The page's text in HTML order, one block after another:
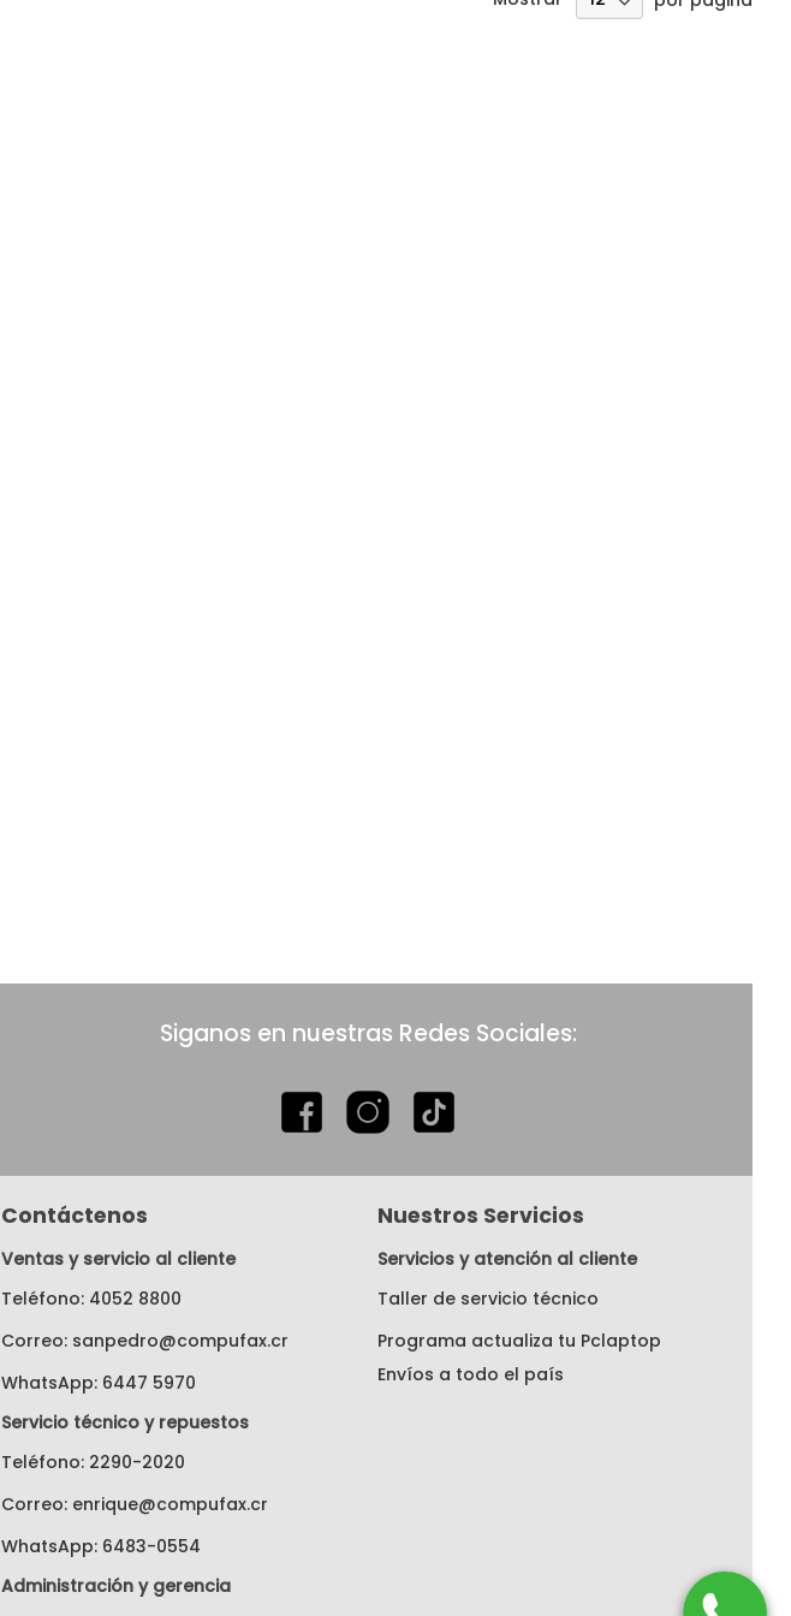
Siganos en nuestras Redes Sociales:
Contáctenos
Ventas y servicio al cliente
Teléfono: 4052 8800
Correo: sanpedro@compufax.cr
WhatsApp: 6447 5970
Servicio técnico y repuestos
Teléfono: 2290-2020
Correo: enrique@compufax.cr
WhatsApp: 6483-0554
Administración y gerencia
Nuestros Servicios
Servicios y atención al cliente
Taller de servicio técnico
Programa actualiza tu Pclaptop
Envíos a todo el país